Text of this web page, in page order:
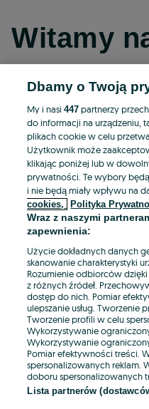
Witamy
Kontynuuj
E-mail
Hasło
Dbamy o Twoją
My i nasi447 partnerzy
do informacji na urządzeniu,
plikach cookie w celu
Użytkownik może
klikając poniżej lub w
prywatności. Te wybory
i nie będą miały wpływu na
cookies,
Polityka
Wraz z naszymi
zapewnienia:
Użycie dokładnych danych
skanowanie charakterystyki
Rozumienie odbiorców
z różnych źródeł.
dostęp do nich. Pomiar
ulepszanie usług. Tworzenie
Tworzenie profili w celu
Wykorzystywanie
Wykorzystywanie
Pomiar efektywności treści.
spersonalizowanych reklam.
doboru spersonalizowanych
Lista partnerów